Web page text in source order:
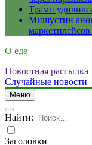
Трамп
Мишустин
О еде
Новостная рассылка
Случайные новости
Меню
Найти:
Заголовки